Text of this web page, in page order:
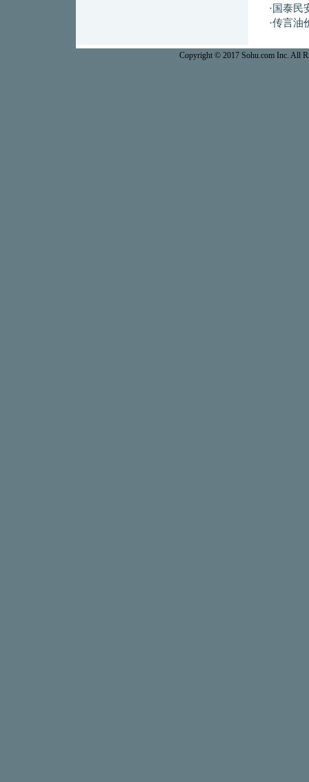
· 国泰民
·传言油
Copyright © 2017 Sohu.com Inc. All